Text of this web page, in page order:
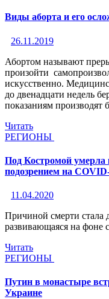
Виды аборта и его
26.11.2019
Абортом называют
произойти
искусственно.
до двенадцати недель
показаниям производят
Читать
РЕГИОНЫ
Под Костромой умерла
подозрением на
11.04.2020
Причиной смерти стала
развивающаяся на фоне
Читать
РЕГИОНЫ
Путин в монастыре
Украине